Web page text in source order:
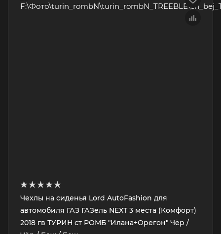
Чехлы на сиденья Lord AutoFashion для
автомобиля ГАЗ ГАЗель NEXT 3 места (Комфорт)
2018 гв ТУРИН ст РОМБ "Илана+Орегон" Чёр /